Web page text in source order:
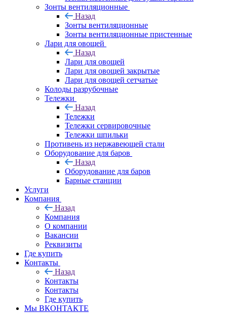
Зонты вентиляционные
Назад
Зонты вентиляционные
Зонты вентиляционные пристенные
Лари для овощей
Назад
Лари для овощей
Лари для овощей закрытые
Лари для овощей сетчатые
Колоды разрубочные
Тележки
Назад
Тележки
Тележки сервировочные
Тележки шпильки
Противень из нержавеющей стали
Оборудование для баров
Назад
Оборудование для баров
Барные станции
Услуги
Компания
Назад
Компания
О компании
Вакансии
Реквизиты
Где купить
Контакты
Назад
Контакты
Контакты
Где купить
Мы ВКОНТАКТЕ